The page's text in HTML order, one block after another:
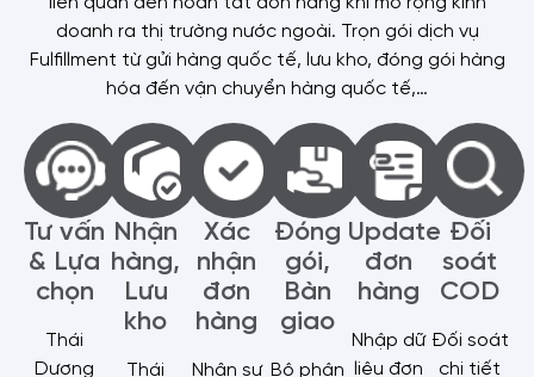
doanh ra thị trường nước ngoài. Trọn gói dịch vụ
Fulfillment từ gửi hàng quốc tế, lưu kho, đóng gói hàng
hóa đến vận chuyển hàng quốc tế,…
Tư vấn
& Lựa
chọn
Thái
Dương
Nhận
hàng,
Lưu
kho
Thái
Xác
nhận
đơn
hàng
Nhân sự
Đóng
gói,
Bàn
giao
Bộ phận
Update
đơn
hàng
Nhập dữ
liệu đơn
Đối
soát
COD
Đối soát
chi tiết